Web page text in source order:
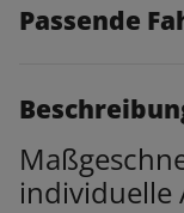
Passende
individuelle